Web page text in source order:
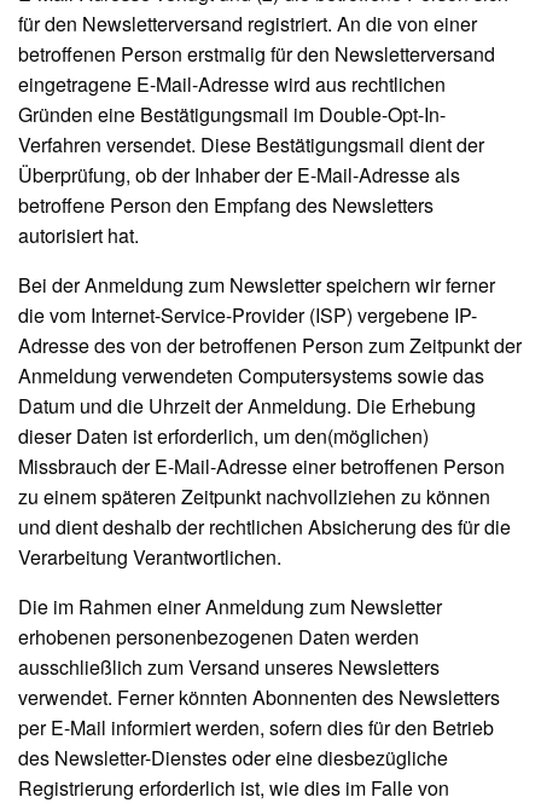
für den Newsletterversand registriert. An die von einer
betroffenen Person erstmalig für den Newsletterversand
eingetragene E-Mail-Adresse wird aus rechtlichen
Gründen eine Bestätigungsmail im Double-Opt-In-
Verfahren versendet. Diese Bestätigungsmail dient der
Überprüfung, ob der Inhaber der E-Mail-Adresse als
betroffene Person den Empfang des Newsletters
autorisiert hat.
Bei der Anmeldung zum Newsletter speichern wir ferner
die vom Internet-Service-Provider (ISP) vergebene IP-
Adresse des von der betroffenen Person zum Zeitpunkt der
Anmeldung verwendeten Computersystems sowie das
Datum und die Uhrzeit der Anmeldung. Die Erhebung
dieser Daten ist erforderlich, um den(möglichen)
Missbrauch der E-Mail-Adresse einer betroffenen Person
zu einem späteren Zeitpunkt nachvollziehen zu können
und dient deshalb der rechtlichen Absicherung des für die
Verarbeitung Verantwortlichen.
Die im Rahmen einer Anmeldung zum Newsletter
erhobenen personenbezogenen Daten werden
ausschließlich zum Versand unseres Newsletters
verwendet. Ferner könnten Abonnenten des Newsletters
per E-Mail informiert werden, sofern dies für den Betrieb
des Newsletter-Dienstes oder eine diesbezügliche
Registrierung erforderlich ist, wie dies im Falle von